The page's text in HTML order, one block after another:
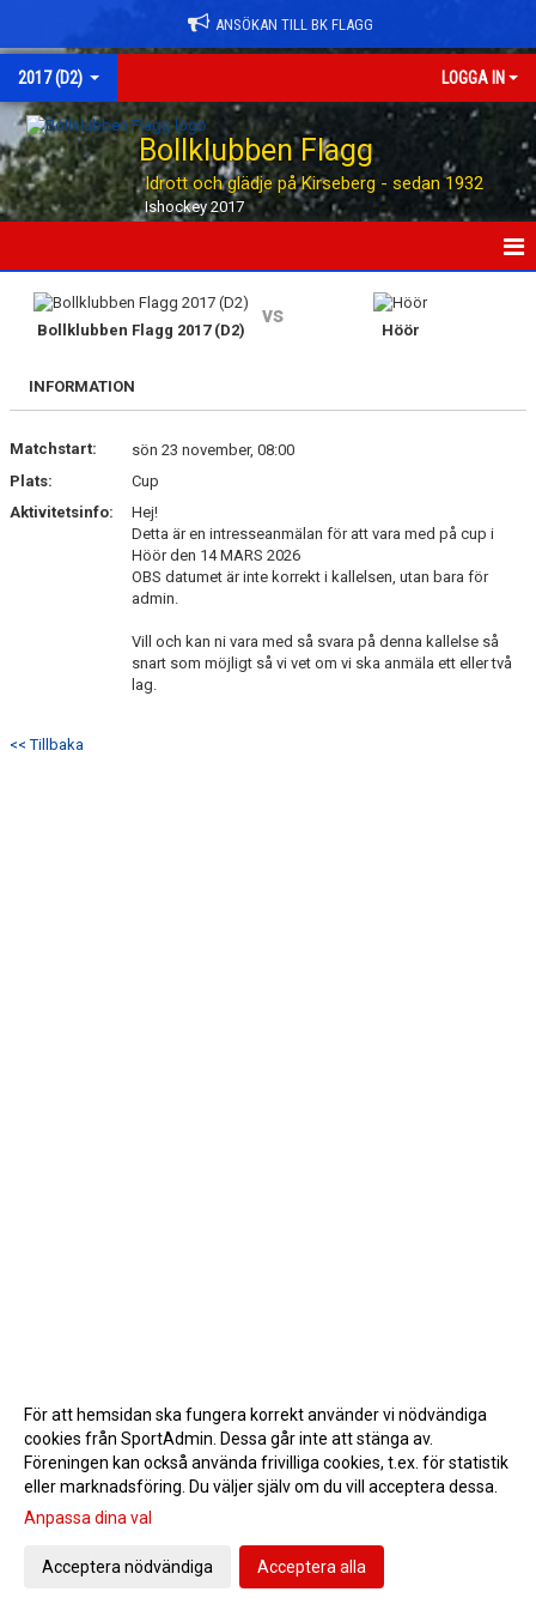
ANSÖKAN TILL BK FLAGG
2017 (D2) LOGGA IN
Bollklubben Flagg
Idrott och glädje på Kirseberg - sedan 1932
Ishockey 2017
HEM
KALENDER
MATCHER
Bollklubben Flagg 2017 (D2)
vs
Höör
INFORMATION
Matchstart:
sön 23 november, 08:00
Plats:
Cup
Aktivitetsinfo:
Hej!
Detta är en intresseanmälan för att vara med på cup i
Höör den 14 MARS 2026
OBS datumet är inte korrekt i kallelsen, utan bara för
admin.
Vill och kan ni vara med så svara på denna kallelse så
snart som möjligt så vi vet om vi ska anmäla ett eller två
lag.
<< Tillbaka
Gå till Webbversion
För att hemsidan ska fungera korrekt använder vi nödvändiga
cookies från SportAdmin. Dessa går inte att stänga av.
Föreningen kan också använda frivilliga cookies, t.ex. för statistik
eller marknadsföring. Du väljer själv om du vill acceptera dessa.
Anpassa dina val
Acceptera nödvändiga Acceptera alla